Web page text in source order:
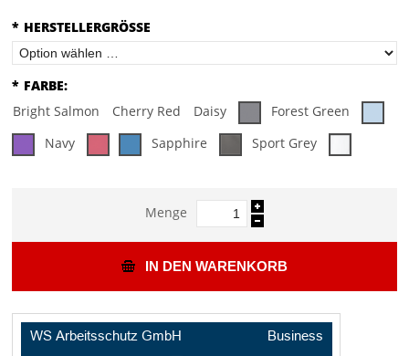
* HERSTELLERGRÖSSE
* FARBE:
Bright Salmon
Cherry Red Daisy
Forest Green
Navy
Sapphire Sport Grey
Menge
IN DEN WARENKORB